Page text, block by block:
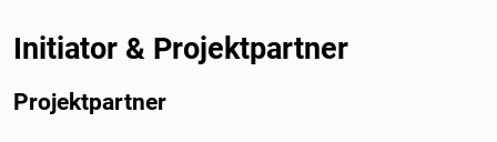
Initiator & Projektpartner
Projektpartner